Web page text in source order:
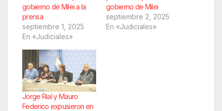
gobierno de Milei a la
prensa
septiembre 1, 2025
En «Judiciales»
gobierno de Milei
septiembre 2, 2025
En «Judiciales»
Jorge Rial y Mauro
Federico expusieron en